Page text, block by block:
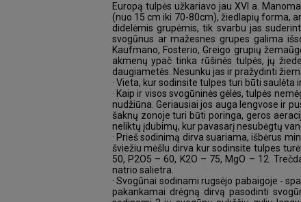
Europą tulpės užkariavo jau XVI a.
(nuo 15 cm iki 70-80cm), žiedlapių forma,
didelėmis grupėmis, tik svarbu jas
svogūnus ar mažesnes grupes galima
Kaufmano, Fosterio, Greigo grupių
akmenų ypač tinka rūšinės tulpės, jų
daugiametės. Nesunku jas ir pražydinti
· Vieta, kur sodinsite tulpes turi būti saulėta
· Kaip ir visos svogūninės gėlės, tulpės
nudžiūna. Geriausiai jos auga lengvose ir
šaknų zonoje turi būti poringa, geros
neliktų įdubimų, kur pavasarį nesubėgtų
· Prieš sodinimą dirva suariama, išbėrus
šviežiu mėšlu dirva kur sodinsite tulpes
50, P2O5 – 60, K2O – 75, MgO – 12.
natrio salietra.
· Svogūnai sodinami rugsėjo pabaigoje -
pakankamai drėgną dirvą pasodinti